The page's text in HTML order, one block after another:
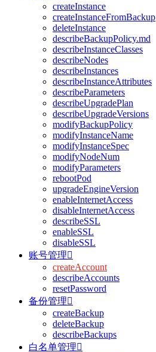
createInstance
createInstanceFromBackup
deleteInstance
describeBackupPolicy.md
describeInstanceClasses
describeNodes
describeInstances
describeInstanceAttributes
describeParameters
describeUpgradePlan
describeUpgradeVersions
modifyBackupPolicy
modifyInstanceName
modifyInstanceSpec
modifyNodeNum
modifyParameters
rebootPod
upgradeEngineVersion
enableInternetAccess
disableInternetAccess
describeSSL
enableSSL
disableSSL
账号管理
createAccount
describeAccounts
resetPassword
备份管理
createBackup
deleteBackup
describeBackups
白名单管理